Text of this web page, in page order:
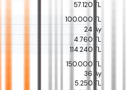
57.120 TL
100.000 TL
24 Ay
4.760 TL
114.240 TL
150.000 TL
36 Ay
5.250 TL